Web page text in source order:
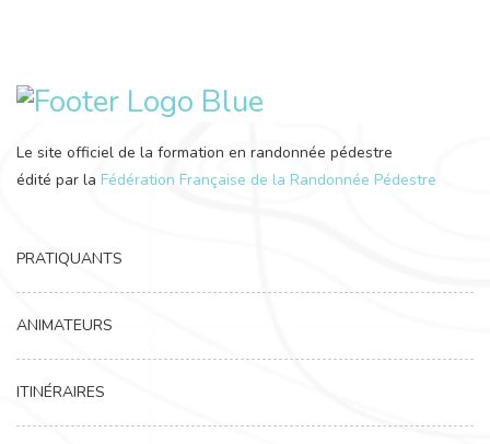
Le site officiel de la formation en randonnée pédestre
édité par la Fédération Française de la Randonnée Pédestre
PRATIQUANTS
ANIMATEURS
ITINÉRAIRES